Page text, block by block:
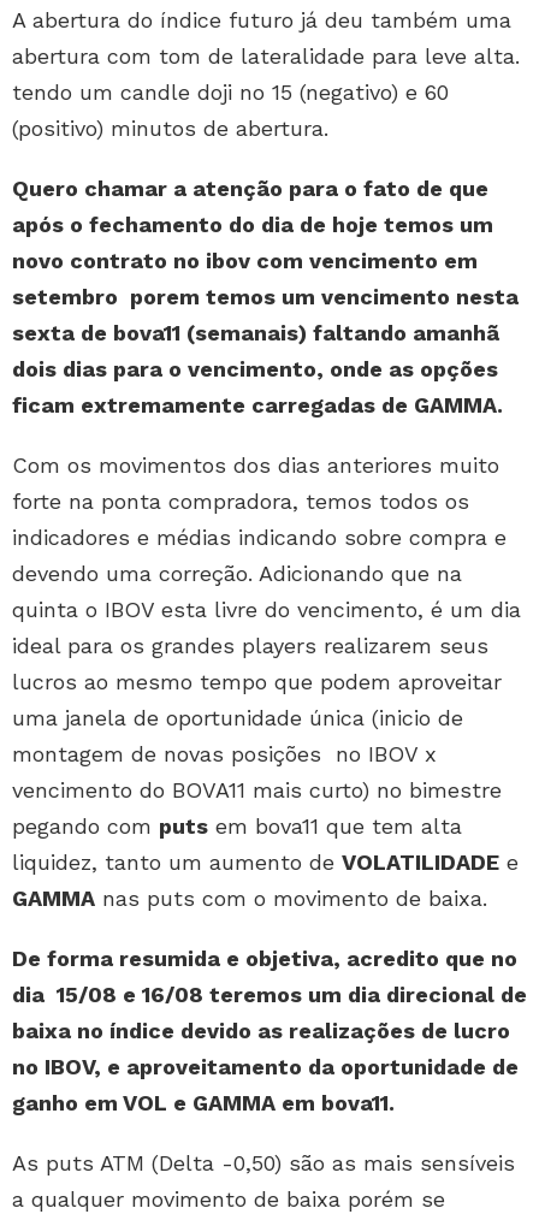
A abertura do índice futuro já deu também uma
abertura com tom de lateralidade para leve alta.
tendo um candle doji no 15 (negativo) e 60
(positivo) minutos de abertura.
Quero chamar a atenção para o fato de que
após o fechamento do dia de hoje temos um
novo contrato no ibov com vencimento em
setembro porem temos um vencimento nesta
sexta de bova11 (semanais) faltando amanhã
dois dias para o vencimento, onde as opções
ficam extremamente carregadas de GAMMA.
Com os movimentos dos dias anteriores muito
forte na ponta compradora, temos todos os
indicadores e médias indicando sobre compra e
devendo uma correção. Adicionando que na
quinta o IBOV esta livre do vencimento, é um dia
ideal para os grandes players realizarem seus
lucros ao mesmo tempo que podem aproveitar
uma janela de oportunidade única (inicio de
montagem de novas posições no IBOV x
vencimento do BOVA11 mais curto) no bimestre
pegando com puts em bova11 que tem alta
liquidez, tanto um aumento de VOLATILIDADE e
GAMMA nas puts com o movimento de baixa.
De forma resumida e objetiva, acredito que no
dia 15/08 e 16/08 teremos um dia direcional de
baixa no índice devido as realizações de lucro
no IBOV, e aproveitamento da oportunidade de
ganho em VOL e GAMMA em bova11.
As puts ATM (Delta -0,50) são as mais sensíveis
a qualquer movimento de baixa porém se